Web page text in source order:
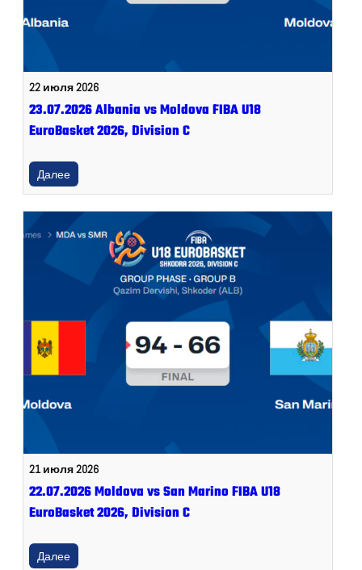
22 июля 2026
23.07.2026 Albania vs Moldova FIBA U18
EuroBasket 2026, Division C
Далее
21 июля 2026
22.07.2026 Moldova vs San Marino FIBA U18
EuroBasket 2026, Division C
Далее